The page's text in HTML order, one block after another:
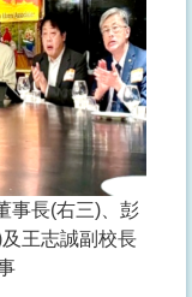
事長(右三)、彭
王志誠副校長